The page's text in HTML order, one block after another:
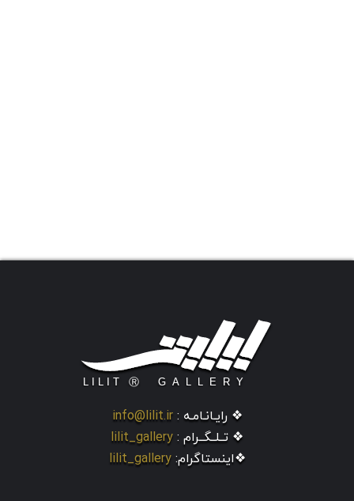
❖ رایـانـامـه : info@lilit.ir
❖ تــلــگــرام : lilit_gallery
❖اینستاگرام: lilit_gallery